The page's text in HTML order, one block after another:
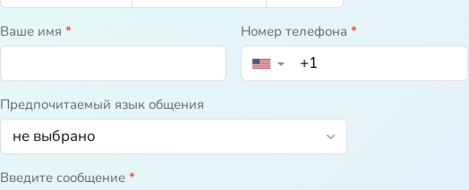
Ваше имя * Номер телефона*
▼
Предпочитаемый язык общения
Введите сообщение *